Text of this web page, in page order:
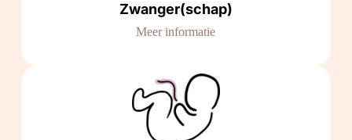
Zwanger(schap)
Meer informatie